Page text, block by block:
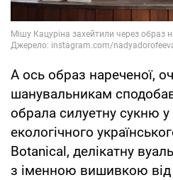
А ось образ нареченої,
шанувальникам
обрала силуетну сукню
екологічного
Botanical, делікатну
з іменною вишивкою від